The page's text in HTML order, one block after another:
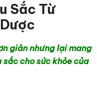
Sắc Từ
giản nhưng lại mang
cho sức khỏe của